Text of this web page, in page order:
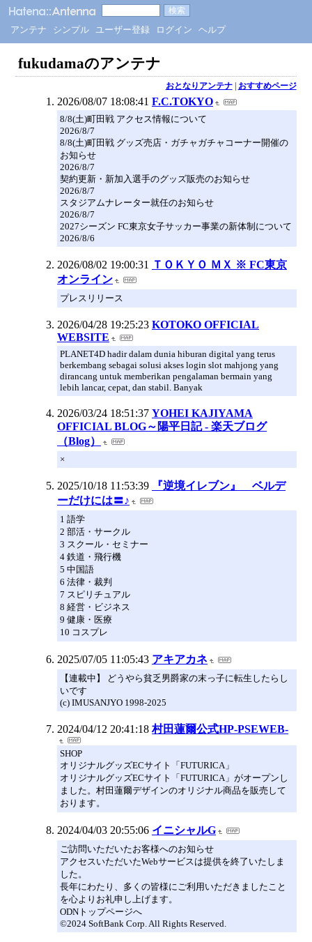
アンテナ シンプル ユーザー登録 ログイン ヘルプ
fukudamaのアンテナ
おとなりアンテナ| おすすめページ
2026/08/07 18:08:41 F.C.TOKYO
8/8(土)町田戦 アクセス情報について
2026/8/7
8/8(土)町田戦 グッズ売店・ガチャガチャコーナー開催の
お知らせ
2026/8/7
契約更新・新加入選手のグッズ販売のお知らせ
2026/8/7
スタジアムナレーター就任のお知らせ
2026/8/7
2027シーズン FC東京女子サッカー事業の新体制について
2026/8/6
2026/08/02 19:00:31
ＴＯＫＹＯ ＭＸ ※ FC東京
オンライン
プレスリリース
2026/04/28 19:25:23 KOTOKO OFFICIAL
WEBSITE
PLANET4D hadir dalam dunia hiburan digital yang terus
berkembang sebagai solusi akses login slot mahjong yang
dirancang untuk memberikan pengalaman bermain yang
lebih lancar, cepat, dan stabil. Banyak
2026/03/24 18:51:37 YOHEI KAJIYAMA
OFFICIAL BLOG～陽平日記 - 楽天ブログ
（Blog）
×
2025/10/18 11:53:39
『逆境イレブン』 ベルデ
ーだけには〓♪
1 語学
2 部活・サークル
3 スクール・セミナー
4 鉄道・飛行機
5 中国語
6 法律・裁判
7 スピリチュアル
8 経営・ビジネス
9 健康・医療
10 コスプレ
2025/07/05 11:05:43 アキアカネ
【連載中】 どうやら貧乏男爵家の末っ子に転生したらし
いです
(c) IMUSANJYO 1998-2025
2024/04/12 20:41:18 村田蓮爾公式HP-PSEWEB-
SHOP
オリジナルグッズECサイト「FUTURICA」
オリジナルグッズECサイト「FUTURICA」がオープンし
ました。村田蓮爾デザインのオリジナル商品を販売して
おります。
2024/04/03 20:55:06 イニシャルG
ご訪問いただいたお客様へのお知らせ
アクセスいただいたWebサービスは提供を終了いたしま
した。
長年にわたり、多くの皆様にご利用いただきましたこと
を心よりお礼申し上げます。
ODNトップページへ
©2024 SoftBank Corp. All Rights Reserved.